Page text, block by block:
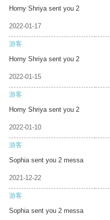
Horny Shriya sent you 2
2022-01-17
游客
Horny Shriya sent you 2
2022-01-15
游客
Horny Shriya sent you 2
2022-01-10
游客
Sophia sent you 2 messa
2021-12-22
游客
Sophia sent you 2 messa